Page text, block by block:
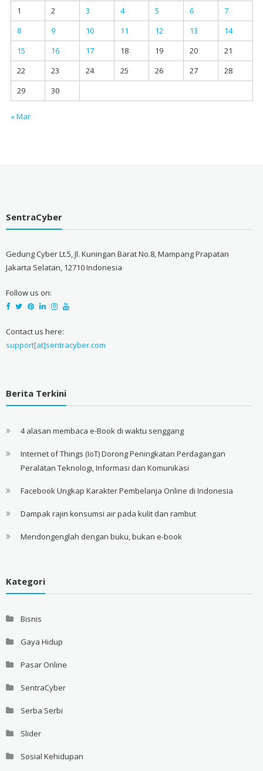
1
2 3 4 5 6
7
8
9 10 11 12 13
14
15
16 17 18 19 20
21
22
23 24 25 26 27
28
29
30
« Mar
SentraCyber
Gedung Cyber Lt.5, Jl. Kuningan Barat No.8, Mampang Prapatan
Jakarta Selatan, 12710 Indonesia
Follow us on:
Contact us here:
support[at]sentracyber.com
Berita Terkini
4 alasan membaca e-Book di waktu senggang
Internet of Things (IoT) Dorong Peningkatan Perdagangan
Peralatan Teknologi, Informasi dan Komunikasi
Facebook Ungkap Karakter Pembelanja Online di Indonesia
Dampak rajin konsumsi air pada kulit dan rambut
Mendongenglah dengan buku, bukan e-book
Kategori
Bisnis
Gaya Hidup
Pasar Online
SentraCyber
Serba Serbi
Slider
Sosial Kehidupan